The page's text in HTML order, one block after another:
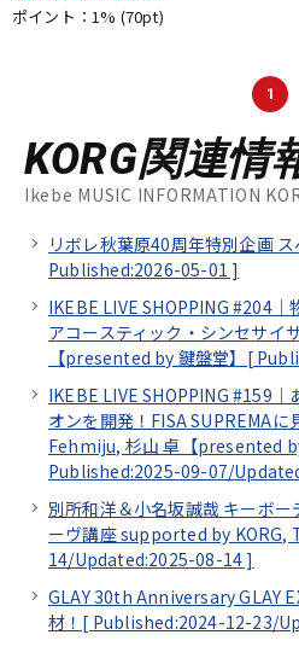
ポイント：1% (70pt)
1
KORG関連情
Ikebe MUSIC INFORMATION
リボレ秋葉原40周年特別企画
Published:2026-05-01 ]
IKEBE LIVE SHOPPING #204
アコースティック・シンセサイ
【presented by 鍵盤堂】[
IKEBE LIVE SHOPPING #159｜
オンを開発！FISA SUPREMA
Fehmiju, 杉山 卓【presented
Published:2025-09-07/
別所和洋＆小名坂誠哉 キーボ
ーヴ講座 supported by KORG,
14/Updated:2025-08-14 ]
GLAY 30th Anniversary GLAY
材！[ Published:2024-12-23/